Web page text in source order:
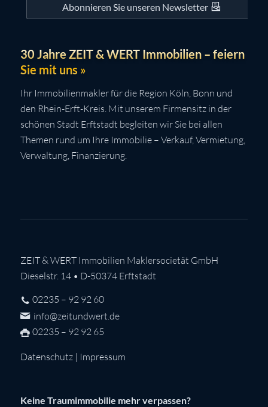
Abonnieren Sie unseren Newsletter
30 Jahre ZEIT & WERT Immobilien – feiern
Sie mit uns »
Ihr Immobilienmakler für die Region Köln, Bonn und
den Rhein-Erft-Kreis. Mit unserem Firmensitz in der
schönen Stadt Erftstadt begleiten wir Sie bei allen
Themen rund um Ihre Immobilie – Verkauf, Vermietung,
Verwaltung, Finanzierung.
ZEIT & WERT Immobilien Maklersocietät GmbH
Dieselstr. 14 • D-50374 Erftstadt
02235 – 92 92 60
info@zeitundwert.de
02235 – 92 92 65
Datenschutz| Impressum
Keine Traumimmobilie mehr verpassen?